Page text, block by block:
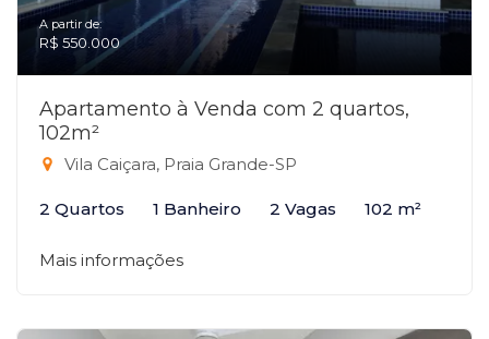
A partir de:
R$ 550.000
Apartamento à Venda com 2 quartos,
102m²
Vila Caiçara, Praia Grande-SP
2 Quartos 1 Banheiro 2 Vagas 102 m²
Mais informações